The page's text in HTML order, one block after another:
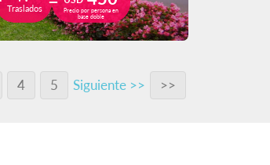
Traslados
Precio por persona en
base doble
4 5 Siguiente >> >>